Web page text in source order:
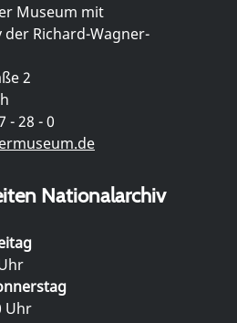
Museum mit
Richard-Wagner-
2
- 28 - 0
Nationalarchiv
Uhr